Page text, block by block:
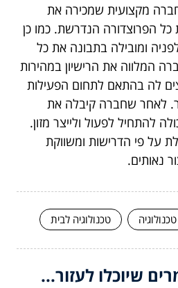
מקצועית שמכירה את
הפרוצדורה הנדרשת. כמו כן
ומובילה בתבונה את כל
המלווה את הרישיון במהירות
לה בהתאם לתחום הפעילות
לאחר שחברה קיבלה את
להתחיל לפעול ולייצר מזון.
על פי הדרישות ומשווקת
נאותים.
טכנולוגיה טכנולוגיה לבית
שיוכלו לעזור...